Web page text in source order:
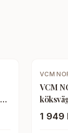
VCM
VCM
hylla -
1 949